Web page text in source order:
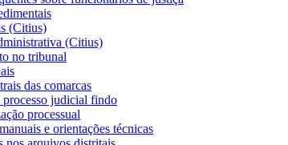
(Citius)
(Citius)
no tribunal
das comarcas
judicial findo
processual
e orientações técnicas